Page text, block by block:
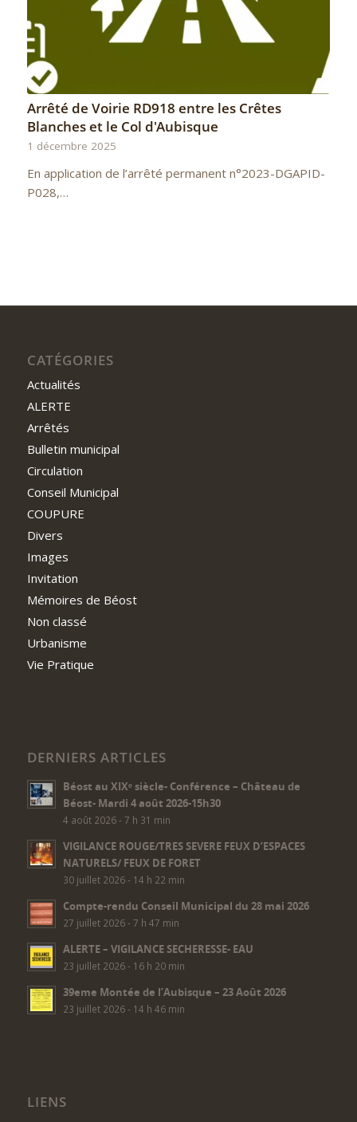
Arrêté de Voirie RD918 entre les Crêtes
Blanches et le Col d'Aubisque
1 décembre 2025
En application de l’arrêté permanent n°2023-DGAPID-
P028,…
CATÉGORIES
Actualités
ALERTE
Arrêtés
Bulletin municipal
Circulation
Conseil Municipal
COUPURE
Divers
Images
Invitation
Mémoires de Béost
Non classé
Urbanisme
Vie Pratique
DERNIERS ARTICLES
Béost au XIXᵉ siècle- Conférence – Château de
Béost- Mardi 4 août 2026-15h30
4 août 2026 - 7 h 31 min
VIGILANCE ROUGE/TRES SEVERE FEUX D’ESPACES
NATURELS/ FEUX DE FORET
30 juillet 2026 - 14 h 22 min
Compte-rendu Conseil Municipal du 28 mai 2026
27 juillet 2026 - 7 h 47 min
ALERTE – VIGILANCE SECHERESSE- EAU
23 juillet 2026 - 16 h 20 min
39eme Montée de l’Aubisque – 23 Août 2026
23 juillet 2026 - 14 h 46 min
LIENS